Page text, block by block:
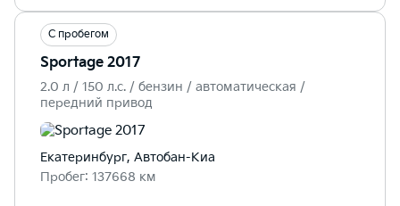
С пробегом
Sportage 2017
2.0 л / 150 л.c. / бензин / автоматическая /
передний привод
Екатеринбург, Автобан-Киа
Пробег: 137668 км